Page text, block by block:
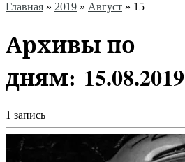
Главная » 2019 » Август » 15
Архивы по
дням: 15.08.2019
1 запись